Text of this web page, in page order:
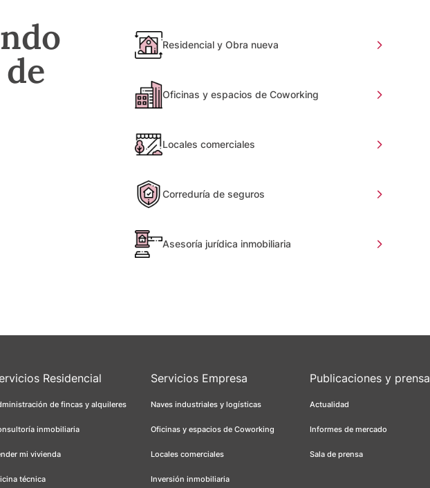
Residencial y Obra nueva
Oficinas y espacios de Coworking
Locales comerciales
Correduría de seguros
Asesoría jurídica inmobiliaria
Residencial
de fincas y alquileres
inmobiliaria
mi vivienda
técnica
Servicios Empresa
Naves industriales y logísticas
Oficinas y espacios de Coworking
Locales comerciales
Inversión inmobiliaria
Publicaciones y prensa
Actualidad
Informes de mercado
Sala de prensa